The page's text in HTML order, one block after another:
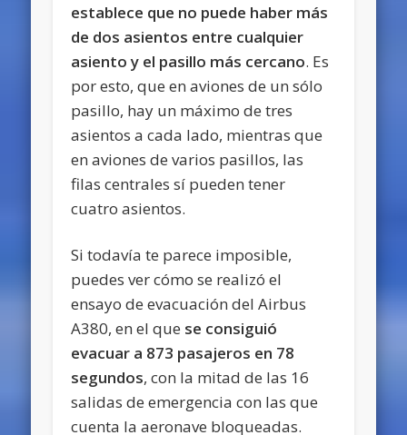
establece que no puede haber más
de dos asientos entre cualquier
asiento y el pasillo más cercano. Es
por esto, que en aviones de un sólo
pasillo, hay un máximo de tres
asientos a cada lado, mientras que
en aviones de varios pasillos, las
filas centrales sí pueden tener
cuatro asientos.
Si todavía te parece imposible,
puedes ver cómo se realizó el
ensayo de evacuación del Airbus
A380, en el que se consiguió
evacuar a 873 pasajeros en 78
segundos, con la mitad de las 16
salidas de emergencia con las que
cuenta la aeronave bloqueadas.